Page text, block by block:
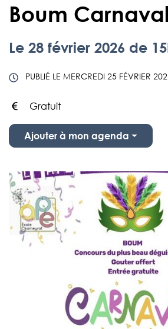
Boum Carnaval
Le 28 février 2026 de
PUBLIÉ LE MERCREDI 25 FÉVRIER
Infos utiles
Gratuit
Ajouter à mon agenda